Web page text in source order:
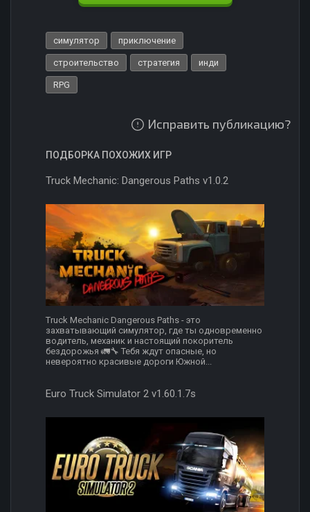
симулятор приключение
строительство стратегия инди
RPG
Исправить публикацию?
ПОДБОРКА ПОХОЖИХ ИГР
Truck Mechanic: Dangerous Paths v1.0.2
Truck Mechanic Dangerous Paths - это
захватывающий симулятор, где ты одновременно
водитель, механик и настоящий покоритель
бездорожья 🚛🔧 Тебя ждут опасные, но
невероятно красивые дороги Южной...
Euro Truck Simulator 2 v1.60.1.7s